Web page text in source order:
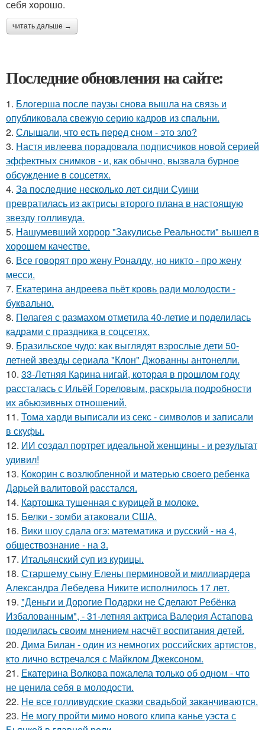
себя хорошо.
читать дальше →
Последние обновления на сайте:
1. Блогерша после паузы снова вышла на связь и
опубликовала свежую серию кадров из спальни.
2. Слышали, что есть перед сном - это зло?
3. Настя ивлеева порадовала подписчиков новой серией
эффектных снимков - и, как обычно, вызвала бурное
обсуждение в соцсетях.
4. За последние несколько лет сидни Суини
превратилась из актрисы второго плана в настоящую
звезду голливуда.
5. Нашумевший хоррор "Закулисье Реальности" вышел в
хорошем качестве.
6. Все говорят про жену Роналду, но никто - про жену
месси.
7. Екатерина андреева пьёт кровь ради молодости -
буквально.
8. Пелагея с размахом отметила 40-летие и поделилась
кадрами с праздника в соцсетях.
9. Бразильское чудо: как выглядят взрослые дети 50-
летней звезды сериала "Клон" Джованны антонелли.
10. 33-Летняя Карина нигай, которая в прошлом году
рассталась с Ильёй Гореловым, раскрыла подробности
их абьюзивных отношений.
11. Тома харди выписали из секс - символов и записали
в скуфы.
12. ИИ создал портрет идеальной женщины - и результат
удивил!
13. Кокорин с возлюбленной и матерью своего ребенка
Дарьей валитовой расстался.
14. Картошка тушенная с курицей в молоке.
15. Белки - зомби атаковали США.
16. Вики шоу сдала огэ: математика и русский - на 4,
обществознание - на 3.
17. Итальянский суп из курицы.
18. Старшему сыну Елены перминовой и миллиардера
Александра Лебедева Никите исполнилось 17 лет.
19. "Деньги и Дорогие Подарки не Сделают Ребёнка
Избалованным", - 31-летняя актриса Валерия Астапова
поделилась своим мнением насчёт воспитания детей.
20. Дима Билан - один из немногих российских артистов,
кто лично встречался с Майклом Джексоном.
21. Екатерина Волкова пожалела только об одном - что
не ценила себя в молодости.
22. Не все голливудские сказки свадьбой заканчиваются.
23. Не могу пройти мимо нового клипа канье уэста с